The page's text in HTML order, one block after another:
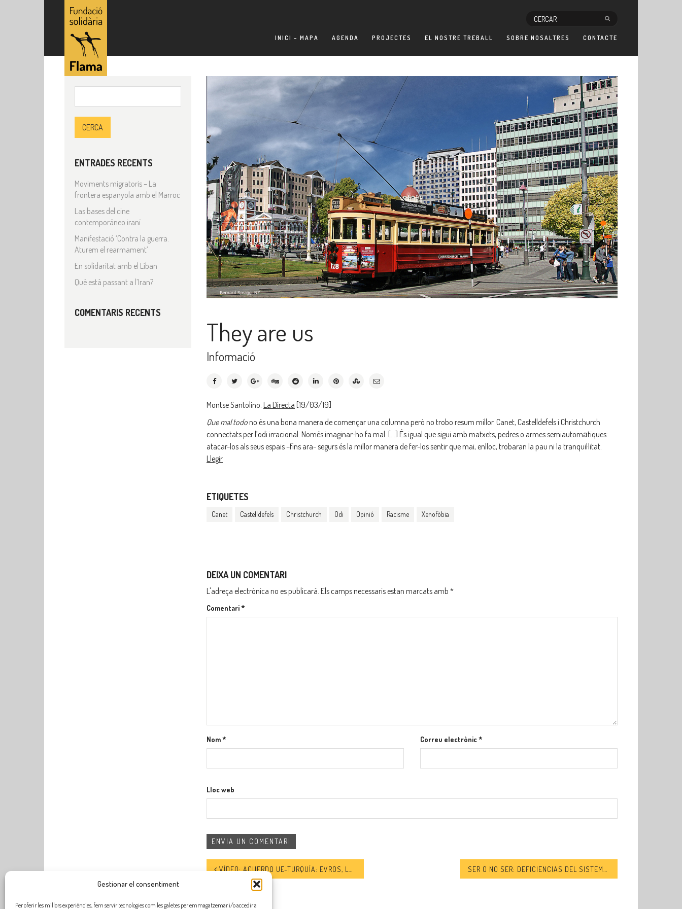
Gestionar el consentiment
Per oferir les millors experiències, fem servir tecnologies com les galetes per emmagatzemar i/o accedir a
INICI – MAPA AGENDA PROJECTES EL NOSTRE TREBALL SOBRE NOSALTRES CONTACTE
They are us
Informació
Montse Santolino. La Directa [19/03/19]
Que mal todono és una bona manera de començar una columna però no trobo resum millor. Canet, Castelldefels i Christchurch
connectats per l’odi irracional. Només imaginar-ho fa mal. […] És igual que sigui amb matxets, pedres o armes semiautomаtiques:
atacar-los als seus espais –fins ara- segurs és la millor manera de fer-los sentir que mai, enlloc, trobaran la pau ni la tranquil·litat.
Llegir
ETIQUETES
Canet Castelldefels Christchurch Odi Opinió Racisme Xenofòbia
DEIXA UN COMENTARI
L'adreça electrònica no es publicarà. Els camps necessaris estan marcats amb *
Comentari*
Nom* Correu electrònic*
Lloc web
VÍDEO: ACUERDO UE-TURQUÍA: EVROS, LA NUEVA RUTA MORTAL HACIA EUROPA
ENTRADES RECENTS
Moviments migratoris – La
frontera espanyola amb el Marroc
Las bases del cine
contemporáneo iraní
Manifestació ‘Contra la guerra.
Aturem el rearmament’
En solidaritat amb el Líban
Què està passant a l’Iran?
COMENTARIS RECENTS